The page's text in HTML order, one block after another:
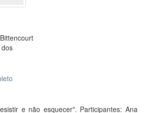
e não esquecer". Participantes: Ana